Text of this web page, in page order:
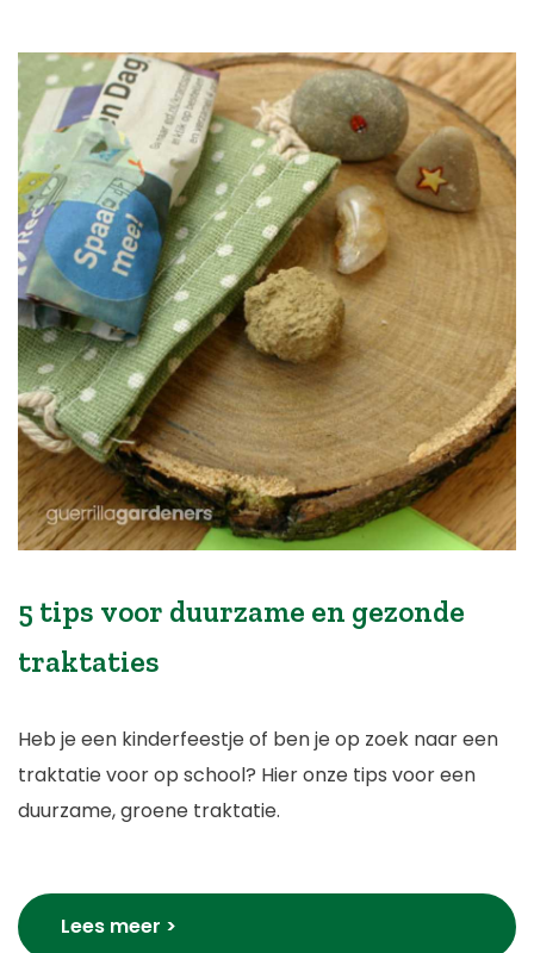
Brigades
Blog
Over ons
Contact
5 tips voor duurzame en gezonde
traktaties
Heb je een kinderfeestje of ben je op zoek naar een
traktatie voor op school? Hier onze tips voor een
duurzame, groene traktatie.
Lees meer >